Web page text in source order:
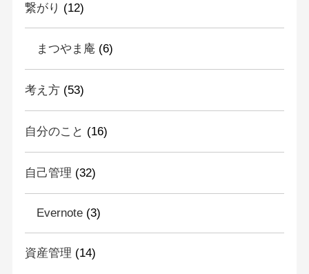
繋がり (12)
まつやま庵 (6)
考え方(53)
自分のこと (16)
自己管理 (32)
Evernote(3)
資産管理 (14)